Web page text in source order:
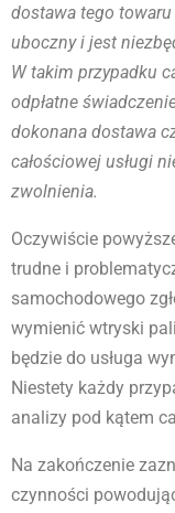
dostawa tego
uboczny i jest
W takim przypadku
odpłatne
dokonana dostawa
całościowej usługi
zwolnienia.
Oczywiście
trudne i
samochodowego
wymienić wtryski
będzie do usługa
Niestety każdy
analizy pod kątem
Na zakończenie
czynności